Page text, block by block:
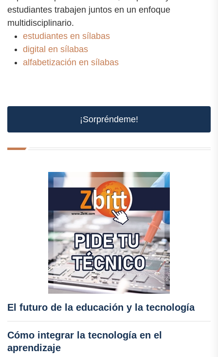
estudiantes trabajen juntos en un enfoque
multidisciplinario.
estudiantes en sílabas
digital en sílabas
alfabetización en sílabas
¡Sorpréndeme!
El futuro de la educación y la tecnología
Cómo integrar la tecnología en el
aprendizaje